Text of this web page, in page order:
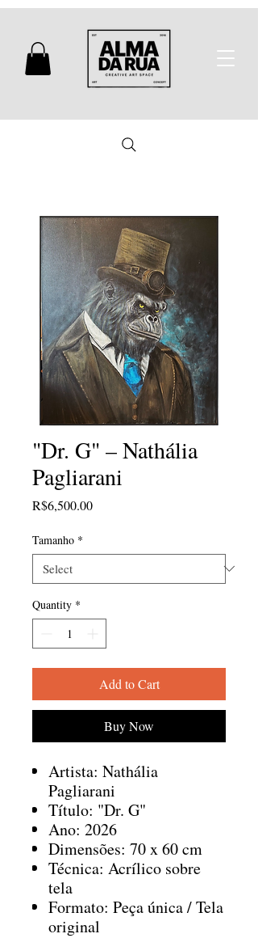
"Dr. G" – Nathália
Pagliarani
R$6,500.00Price
Tamanho *
Quantity *
Add to Cart
Buy Now
Artista: Nathália
Pagliarani
Título: "Dr. G"
Ano: 2026
Dimensões: 70 x 60 cm
Técnica: Acrílico sobre
tela
Formato: Peça única / Tela
original